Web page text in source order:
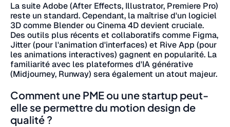
La suite Adobe (After Effects, Illustrator, Premiere Pro)
reste un standard. Cependant, la maîtrise d'un logiciel
3D comme Blender ou Cinema 4D devient cruciale.
Des outils plus récents et collaboratifs comme Figma,
Jitter (pour l'animation d'interfaces) et Rive App (pour
les animations interactives) gagnent en popularité. La
familiarité avec les plateformes d'IA générative
(Midjourney, Runway) sera également un atout majeur.
Comment une PME ou une startup peut-
elle se permettre du motion design de
qualité ?